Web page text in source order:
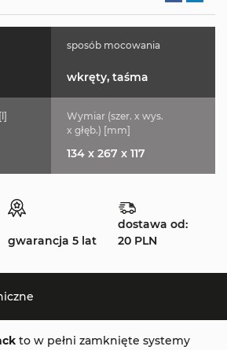
sposób mocowania
wkręty, taśma
Wymiar (szer. x wys.
x głęb.) [mm]
134 x 267 x 117
gwarancja 5 lat
dostawa od:
20 PLN
to w pełni zamknięte systemy